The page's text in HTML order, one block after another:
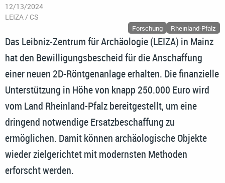
12/13/2024
LEIZA / CS
Forschung Rheinland-Pfalz
Das Leibniz-Zentrum für Archäologie (LEIZA) in Mainz
hat den Bewilligungsbescheid für die Anschaffung
einer neuen 2D-Röntgenanlage erhalten. Die finanzielle
Unterstützung in Höhe von knapp 250.000 Euro wird
vom Land Rheinland-Pfalz bereitgestellt, um eine
dringend notwendige Ersatzbeschaffung zu
ermöglichen. Damit können archäologische Objekte
wieder zielgerichtet mit modernsten Methoden
erforscht werden.